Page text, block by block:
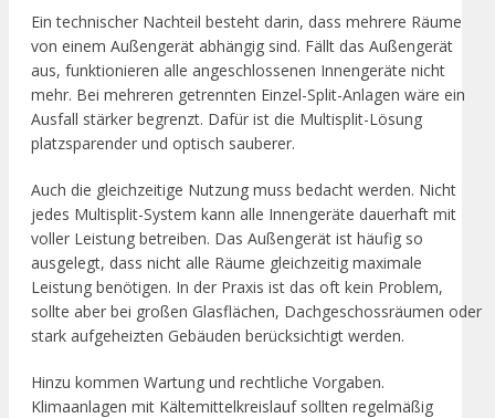
Ein technischer Nachteil besteht darin, dass mehrere Räume
von einem Außengerät abhängig sind. Fällt das Außengerät
aus, funktionieren alle angeschlossenen Innengeräte nicht
mehr. Bei mehreren getrennten Einzel-Split-Anlagen wäre ein
Ausfall stärker begrenzt. Dafür ist die Multisplit-Lösung
platzsparender und optisch sauberer.
Auch die gleichzeitige Nutzung muss bedacht werden. Nicht
jedes Multisplit-System kann alle Innengeräte dauerhaft mit
voller Leistung betreiben. Das Außengerät ist häufig so
ausgelegt, dass nicht alle Räume gleichzeitig maximale
Leistung benötigen. In der Praxis ist das oft kein Problem,
sollte aber bei großen Glasflächen, Dachgeschossräumen oder
stark aufgeheizten Gebäuden berücksichtigt werden.
Hinzu kommen Wartung und rechtliche Vorgaben.
Klimaanlagen mit Kältemittelkreislauf sollten regelmäßig